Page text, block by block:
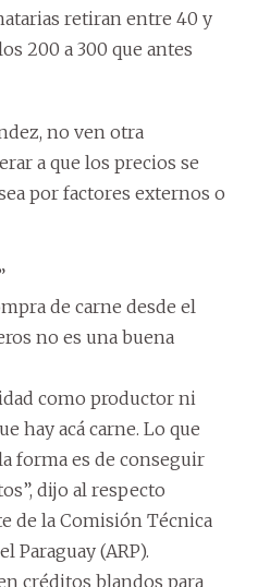
retiran entre 40 y
200 a 300 que antes
no ven otra
a que los precios se
por factores externos o
de carne desde el
no es una buena
como productor ni
hay acá carne. Lo que
forma es de conseguir
dijo al respecto
de la Comisión Técnica
Paraguay (ARP).
créditos blandos para